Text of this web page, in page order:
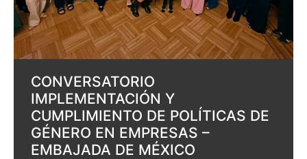
CONVERSATORIO
IMPLEMENTACIÓN Y
CUMPLIMIENTO DE POLÍTICAS DE
GÉNERO EN EMPRESAS –
EMBAJADA DE MÉXICO